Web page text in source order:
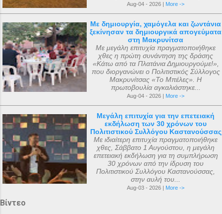
Aug-04 - 2026 | More ->
Με δημιουργία, χαμόγελα και ζωντάνια
ξεκίνησαν τα δημιουργικά απογεύματα
στη Μακρυνίτσα
Με μεγάλη επιτυχία πραγματοποιήθηκε
χθες η πρώτη συνάντηση της δράσης
«Κάτω από τα Πλατάνια Δημιουργούμε!»,
που διοργανώνει ο Πολιτιστικός Σύλλογος
Μακρυνίτσας «Το Μπέλες». Η
πρωτοβουλία αγκαλιάστηκε...
Aug-04 - 2026 | More ->
Μεγάλη επιτυχία για την επετειακή
εκδήλωση των 30 χρόνων του
Πολιτιστικού Συλλόγου Καστανούσσας
Με ιδιαίτερη επιτυχία πραγματοποιήθηκε
χθες, Σάββατο 1 Αυγούστου, η μεγάλη
επετειακή εκδήλωση για τη συμπλήρωση
30 χρόνων από την ίδρυση του
Πολιτιστικού Συλλόγου Καστανούσσας,
στην αυλή του...
Aug-03 - 2026 | More ->
Βίντεο